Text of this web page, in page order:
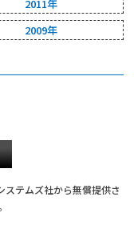
ステムズ社から無償提供さ
2011年
2009年